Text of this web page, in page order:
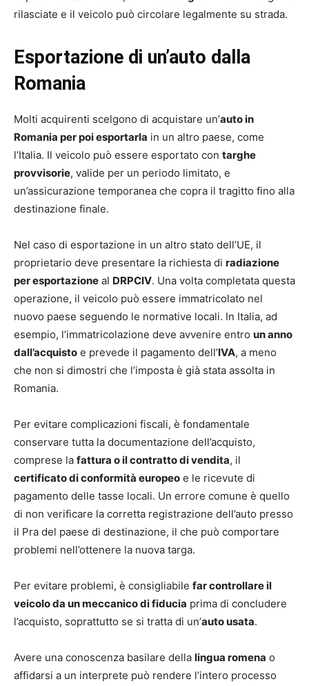
rilasciate e il veicolo può circolare legalmente su strada.
Esportazione di un’auto dalla
Romania
Molti acquirenti scelgono di acquistare un’auto in
Romania per poi esportarla in un altro paese, come
l’Italia. Il veicolo può essere esportato con targhe
provvisorie, valide per un periodo limitato, e
un’assicurazione temporanea che copra il tragitto fino alla
destinazione finale.
Nel caso di esportazione in un altro stato dell’UE, il
proprietario deve presentare la richiesta di radiazione
per esportazione al DRPCIV. Una volta completata questa
operazione, il veicolo può essere immatricolato nel
nuovo paese seguendo le normative locali. In Italia, ad
esempio, l’immatricolazione deve avvenire entro un anno
dall’acquisto e prevede il pagamento dell’IVA, a meno
che non si dimostri che l’imposta è già stata assolta in
Romania.
Per evitare complicazioni fiscali, è fondamentale
conservare tutta la documentazione dell’acquisto,
comprese la fattura o il contratto di vendita, il
certificato di conformità europeo e le ricevute di
pagamento delle tasse locali. Un errore comune è quello
di non verificare la corretta registrazione dell’auto presso
il Pra del paese di destinazione, il che può comportare
problemi nell’ottenere la nuova targa.
Per evitare problemi, è consigliabile far controllare il
veicolo da un meccanico di fiducia prima di concludere
l’acquisto, soprattutto se si tratta di un’auto usata.
Avere una conoscenza basilare della lingua romena o
affidarsi a un interprete può rendere l’intero processo